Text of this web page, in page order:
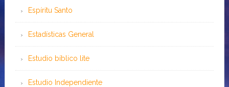
Espíritu Santo
Estadísticas General
Estudio bíblico lite
Estudio Independiente